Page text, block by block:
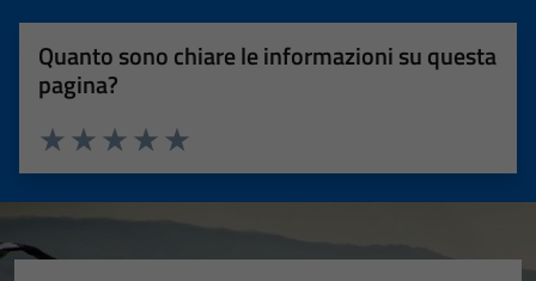
Quanto sono chiare le informazioni su questa
pagina?
Valuta 5 stelle su 5
Valuta 4 stelle su 5
Valuta 3 stelle su 5
Valuta 2 stelle su 5
Valuta 1 stelle su 5